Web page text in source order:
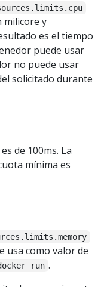
milicore y
es el tiempo
puede usar
no puede usar
solicitado durante
de 100ms. La
mínima es
usa como valor de
run .